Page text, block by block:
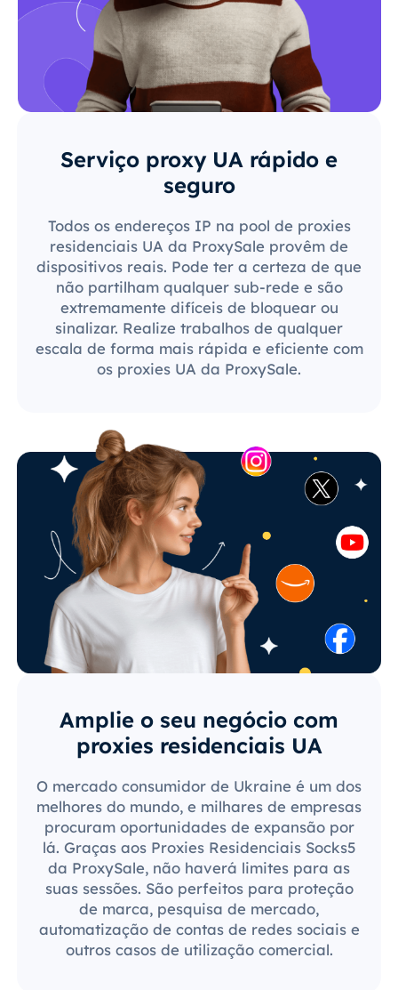
Serviço proxy UA rápido e
seguro
Todos os endereços IP na pool de proxies
residenciais UA da ProxySale provêm de
dispositivos reais. Pode ter a certeza de que
não partilham qualquer sub-rede e são
extremamente difíceis de bloquear ou
sinalizar. Realize trabalhos de qualquer
escala de forma mais rápida e eficiente com
os proxies UA da ProxySale.
Amplie o seu negócio com
proxies residenciais UA
O mercado consumidor de Ukraine é um dos
melhores do mundo, e milhares de empresas
procuram oportunidades de expansão por
lá. Graças aos Proxies Residenciais Socks5
da ProxySale, não haverá limites para as
suas sessões. São perfeitos para proteção
de marca, pesquisa de mercado,
automatização de contas de redes sociais e
outros casos de utilização comercial.